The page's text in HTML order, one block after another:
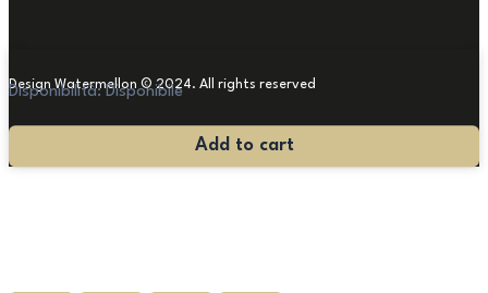
Design Watermellon © 2024. All rights reserved
Disponibilità: Disponibile
Pannelli
Add to cart